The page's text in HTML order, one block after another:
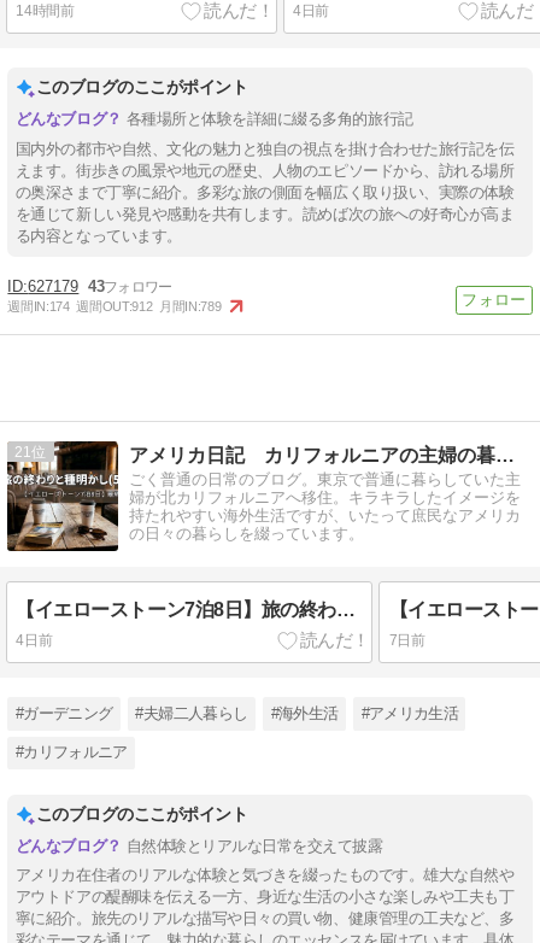
14時間前 4日前
このブログのここがポイント
各種場所と体験を詳細に綴る多角的旅行記
国内外の都市や自然、文化の魅力と独自の視点を掛け合わせた旅行記を伝
えます。街歩きの風景や地元の歴史、人物のエピソードから、訪れる場所
の奥深さまで丁寧に紹介。多彩な旅の側面を幅広く取り扱い、実際の体験
を通じて新しい発見や感動を共有します。読めば次の旅への好奇心が高ま
る内容となっています。
627179 43
週間IN:174 週間OUT:912 月間IN:789
21 アメリカ日記 カリフォルニアの主婦の暮らし
ごく普通の日常のブログ。東京で普通に暮らしていた主
婦が北カリフォルニアへ移住。キラキラしたイメージを
持たれやすい海外生活ですが、いたって庶民なアメリカ
の日々の暮らしを綴っています。
【イエローストーン7泊8日】旅の終わりと種明かし(5) 最終回
4日前 7日前
#ガーデニング #夫婦二人暮らし #海外生活 #アメリカ生活
#カリフォルニア
このブログのここがポイント
自然体験とリアルな日常を交えて披露
アメリカ在住者のリアルな体験と気づきを綴ったものです。雄大な自然や
アウトドアの醍醐味を伝える一方、身近な生活の小さな楽しみや工夫も丁
寧に紹介。旅先のリアルな描写や日々の買い物、健康管理の工夫など、多